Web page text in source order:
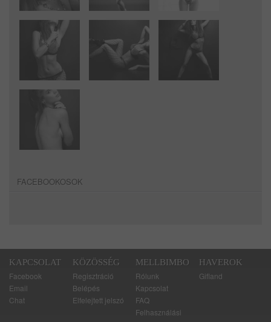
FACEBOOKOSOK
KAPCSOLAT
Facebook
Email
Chat
KÖZÖSSÉG
Regisztráció
Belépés
Elfelejtett jelszó
MELLBIMBO
Rólunk
Kapcsolat
FAQ
Felhasználási
HAVEROK
Gifland